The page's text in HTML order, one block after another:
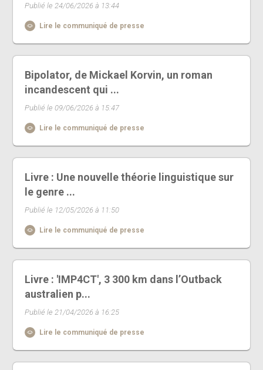
Publié le 24/06/2026 à 13:44
Lire le communiqué de presse
Bipolator, de Mickael Korvin, un roman
incandescent qui ...
Publié le 09/06/2026 à 15:47
Lire le communiqué de presse
Livre : Une nouvelle théorie linguistique sur
le genre ...
Publié le 12/05/2026 à 11:50
Lire le communiqué de presse
Livre : 'IMP4CT', 3 300 km dans l’Outback
australien p...
Publié le 21/04/2026 à 16:25
Lire le communiqué de presse